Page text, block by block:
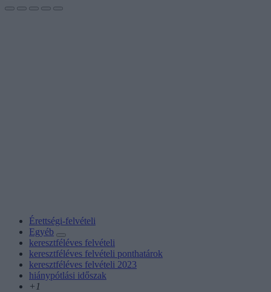
Érettségi-felvételi
Egyéb
keresztféléves felvételi
keresztféléves felvételi ponthatárok
keresztféléves felvételi 2023
hiánypótlási időszak
+1